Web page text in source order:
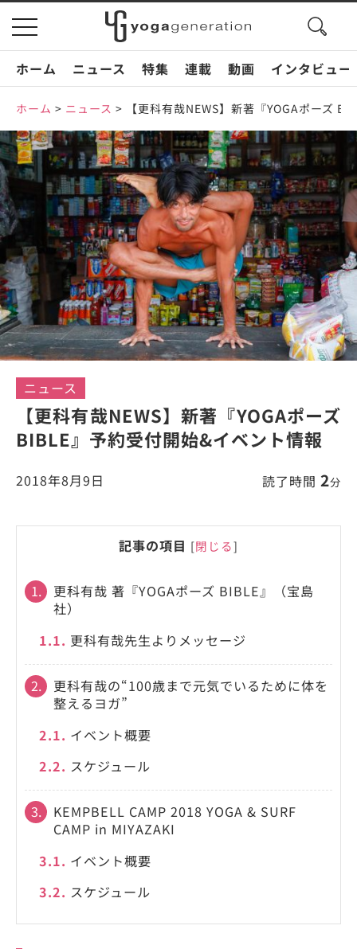
toggle
navigation
search
ホーム
ニュース 特集 連載 動画 インタビュー
ホーム > ニュース > 【更科有哉NEWS】新著『YOGAポーズ
ニュース
【更科有哉NEWS】新著『YOGAポーズ
BIBLE』予約受付開始&イベント情報
2018年8月9日 読了時間 2分
記事の項目 [閉じる]
1.
更科有哉 著『YOGAポーズ BIBLE』（宝島
社）
1.1. 更科有哉先生よりメッセージ
2.
更科有哉の“100歳まで元気でいるために体を
整えるヨガ”
2.1. イベント概要
2.2. スケジュール
3.
KEMPBELL CAMP 2018 YOGA & SURF
CAMP in MIYAZAKI
3.1. イベント概要
3.2. スケジュール